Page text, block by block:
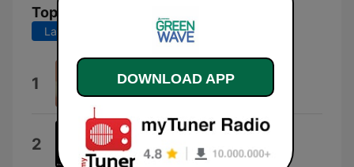
Top Songs
Last 7 days Last 30 days
1 Dance of the Sugar Plum Fairy
Kashido
2 Feeling Kooky
Thomas Greenberg
DOWNLOAD APP